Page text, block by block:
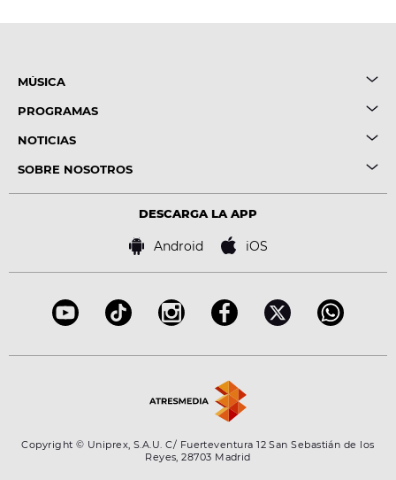
MÚSICA
PROGRAMAS
NOTICIAS
SOBRE NOSOTROS
DESCARGA LA APP
Android iOS
Copyright © Uniprex, S.A.U. C/ Fuerteventura 12 San Sebastián de los
Reyes, 28703 Madrid